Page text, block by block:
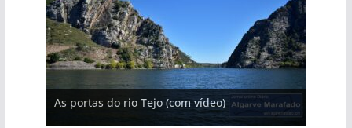
As portas do rio Tejo (com vídeo)
A piscina natural com cascata
A aldeia mais portuguesa de Portugal (com
vídeo)